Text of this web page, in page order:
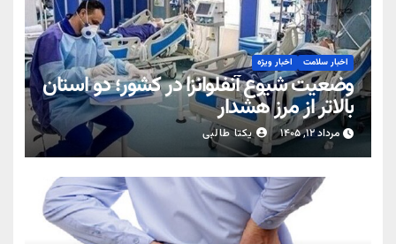
اخبار سلامت اخبار ویژه
وضعیت شیوع آنفلوانزا در کشور؛ دو استان
بالاتر از مرز هشدار
مرداد ۱۲, ۱۴۰۵ یکتا طالبی